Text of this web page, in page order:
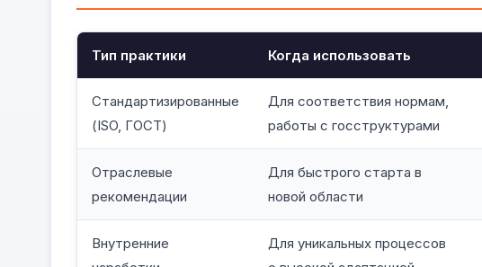
Тип практики Когда использовать
Стандартизированные
(ISO, ГОСТ)
Для соответствия нормам,
работы с госструктурами
Отраслевые
рекомендации
Для быстрого старта в
новой области
Внутренние
Для уникальных процессов